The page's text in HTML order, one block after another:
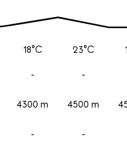
18°C
-
4300 m
-
23°C
-
4500 m
-